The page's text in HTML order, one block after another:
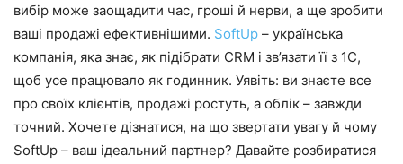
вибір може заощадити час, гроші й нерви, а ще зробити
ваші продажі ефективнішими. SoftUp – українська
компанія, яка знає, як підібрати CRM і зв’язати її з 1С,
щоб усе працювало як годинник. Уявіть: ви знаєте все
про своїх клієнтів, продажі ростуть, а облік – завжди
точний. Хочете дізнатися, на що звертати увагу й чому
SoftUp – ваш ідеальний партнер? Давайте розбиратися